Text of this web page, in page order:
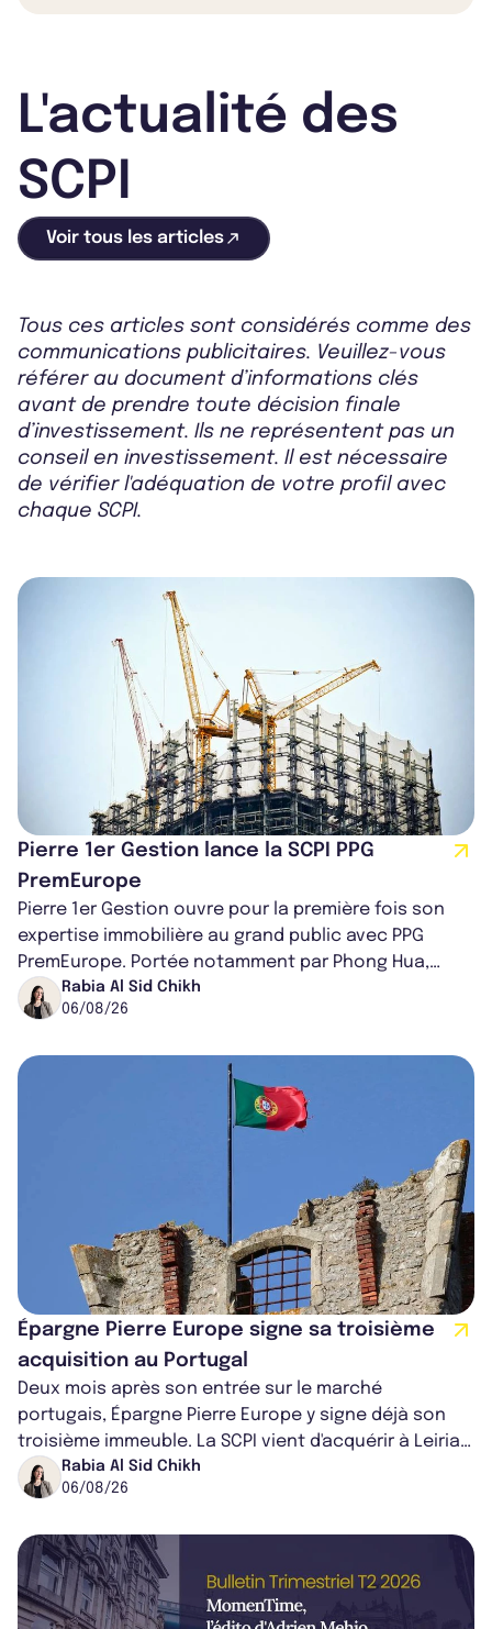
L'actualité des
SCPI
Voir tous les articles
Tous ces articles sont considérés comme des
communications publicitaires. Veuillez-vous
référer au document d’informations clés
avant de prendre toute décision finale
d’investissement. Ils ne représentent pas un
conseil en investissement. Il est nécessaire
de vérifier l'adéquation de votre profil avec
chaque SCPI.
Pierre 1er Gestion lance la SCPI PPG
PremEurope
Pierre 1er Gestion ouvre pour la première fois son
expertise immobilière au grand public avec PPG
PremEurope. Portée notamment par Phong Hua,
ancien directeur des investissements d...
Rabia Al Sid Chikh
06/08/26
Épargne Pierre Europe signe sa troisième
acquisition au Portugal
Deux mois après son entrée sur le marché
portugais, Épargne Pierre Europe y signe déjà son
troisième immeuble. La SCPI vient d'acquérir à Leiria,
dans le centre du pays, un établis...
Rabia Al Sid Chikh
06/08/26